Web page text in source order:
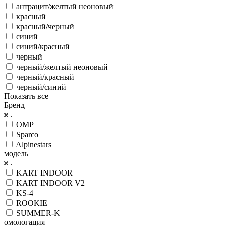
антрацит/желтый неоновый
красный
красный/черный
синий
синий/красный
черный
черный/желтый неоновый
черный/красный
черный/синий
Показать все
Бренд
OMP
Sparco
Alpinestars
модель
KART INDOOR
KART INDOOR V2
KS-4
ROOKIE
SUMMER-K
омологация